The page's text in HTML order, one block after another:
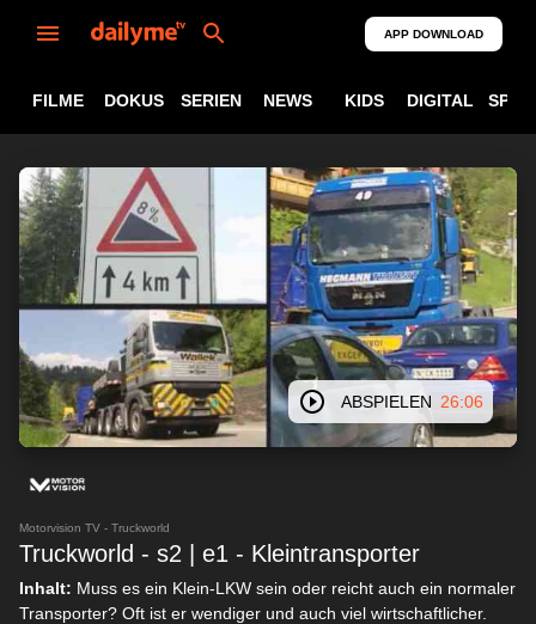
APP DOWNLOAD
FILME DOKUS SERIEN NEWS KIDS DIGITAL
ABSPIELEN 26:06
Motorvision TV - Truckworld
Truckworld - s2 | e1 - Kleintransporter
Inhalt: Muss es ein Klein-LKW sein oder reicht auch ein normaler
Transporter? Oft ist er wendiger und auch viel wirtschaftlicher.